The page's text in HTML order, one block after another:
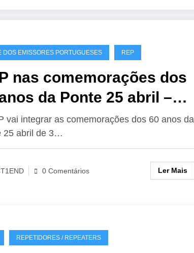
DOS EMISSORES PORTUGUESES REP
nas comemorações dos
da Ponte 25 abril –
vai integrar as comemorações dos 60 anos da
25 abril de 3…
0 Comentários Ler Mais
REPETIDORES / REPEATERS